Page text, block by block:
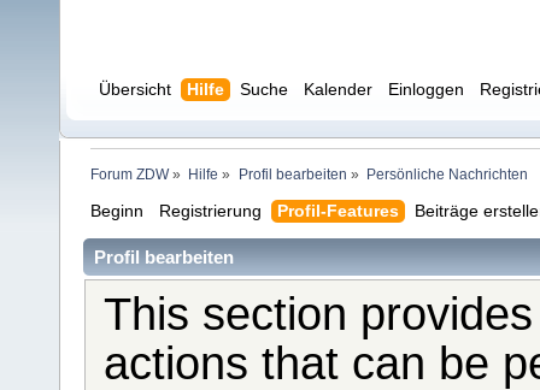
Übersicht Hilfe Suche Kalender Einloggen
Forum ZDW» Hilfe » Profil bearbeiten » Persönliche Nachrichten
Beginn Registrierung Profil-Features Beiträge
Profil bearbeiten
This section
actions that can be